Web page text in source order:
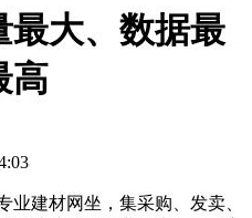
最大、数据最
高
建材网坐，集采购、发卖、